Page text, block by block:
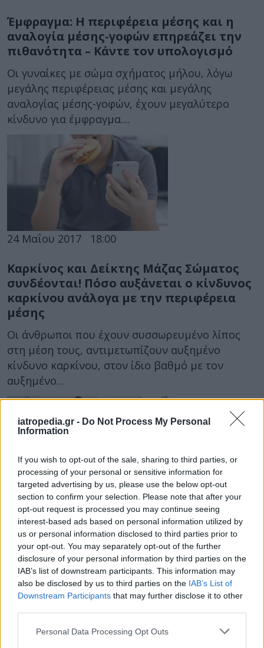
iatropedia.gr - Do Not Process My Personal
Information
If you wish to opt-out of the sale, sharing to third parties, or
processing of your personal or sensitive information for
targeted advertising by us, please use the below opt-out
section to confirm your selection. Please note that after your
opt-out request is processed you may continue seeing
interest-based ads based on personal information utilized by
us or personal information disclosed to third parties prior to
your opt-out. You may separately opt-out of the further
disclosure of your personal information by third parties on the
IAB’s list of downstream participants. This information may
also be disclosed by us to third parties on the IAB’s List of
Downstream Participants that may further disclose it to other
Personal Data Processing Opt Outs
Έμφραγμα: Η περιφέρεια μέσης και η
αναλογία μέσης-γοφών επηρεάζει την
πιθανότητα – Κάντε τον υπολογισμό
Οι γυναίκες με σώμα σχήματος μήλου, λόγω
μεγάλης περιφέρειας μέσης και μεγάλης
αναλογίας μέσης-γοφών, έχουν μεγαλύτερο
κίνδυνο για έμφραγμα....
24 Μαΐου 2017 18:00
Καρκίνος και Δείκτης Μάζας Σώματος
συνδέονται! Πόσο αυξάνεται ο κίνδυνος
καρκίνου ανάλογα με την περιφέρεια
μέσης
Οι άνθρωποι που έχουν συσσωρευμένο λίπος
στη μέση τους, αντιμετωπίζουν αυξημένο
κίνδυνο καρκίνου, στον ίδιο βαθμό με τον
αυξημένο...
25 Απριλίου 2016 11:00
Εκπληκτικό: Ένας 3D καθρέφτης δείχνει
τις αλλαγές στο σώμα σας και το αν
χάνετε όντως κιλά! (ΒΙΝΤΕΟ)
Οι καθρέφτες, όπως και οι άλλες μέθοδοι
παρακολούθησης της φυσικής κατάστασης,
όπως το σωματικό βάρος και ο Δείκτης Μάζας...